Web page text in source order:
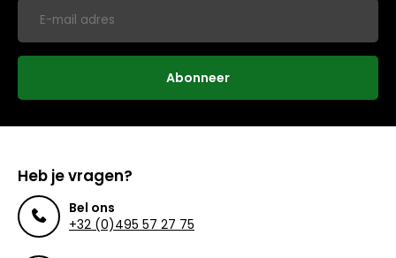
Abonneer
Heb je vragen?
Bel ons
+32 (0)495 57 27 75